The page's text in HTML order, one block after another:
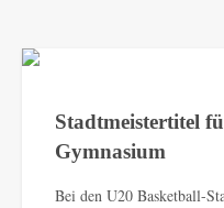
Stadtmeistertitel
Gymnasium
Bei den U20 Basketball-